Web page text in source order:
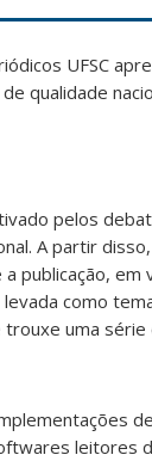
UFSC
qualidade
pelos
A partir
publicação, em
como
trouxe uma
leitores